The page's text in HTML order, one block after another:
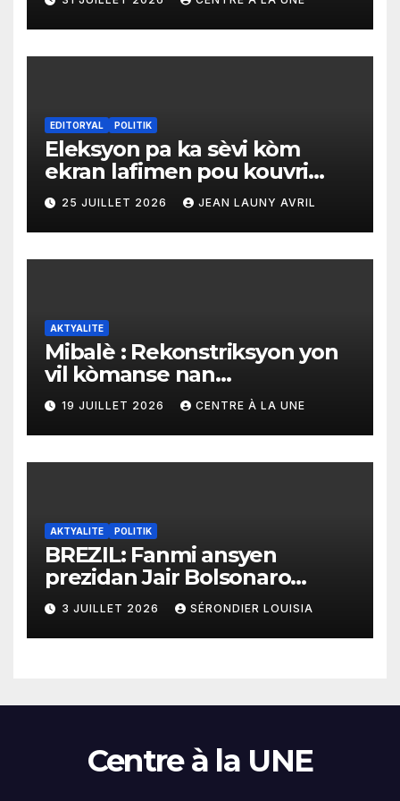
materyèl medikal
EDITORYAL POLITIK
Eleksyon pa ka sèvi kòm
ekran lafimen pou kouvri
echèk tranzisyon an
25 JUILLET 2026 JEAN LAUNY AVRIL
AKTYALITE
Mibalè : Rekonstriksyon yon
vil kòmanse nan
rekonstriksyon lespri moun
yo
19 JUILLET 2026 CENTRE À LA UNE
AKTYALITE POLITIK
BREZIL: Fanmi ansyen
prezidan Jair Bolsonaro
mande gouvènman
ameriken an ogmante taks
sou tout pwodui Brezil ap
3 JUILLET 2026 SÉRONDIER LOUISIA
Centre à la UNE